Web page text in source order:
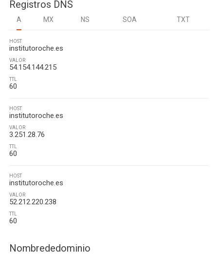
Registros DNS
A MX NS SOA TXT
HOST
institutoroche.es
VALOR
54.154.144.215
TTL
60
HOST
institutoroche.es
VALOR
3.251.28.76
TTL
60
HOST
institutoroche.es
VALOR
52.212.220.238
TTL
60
Nombrededominio